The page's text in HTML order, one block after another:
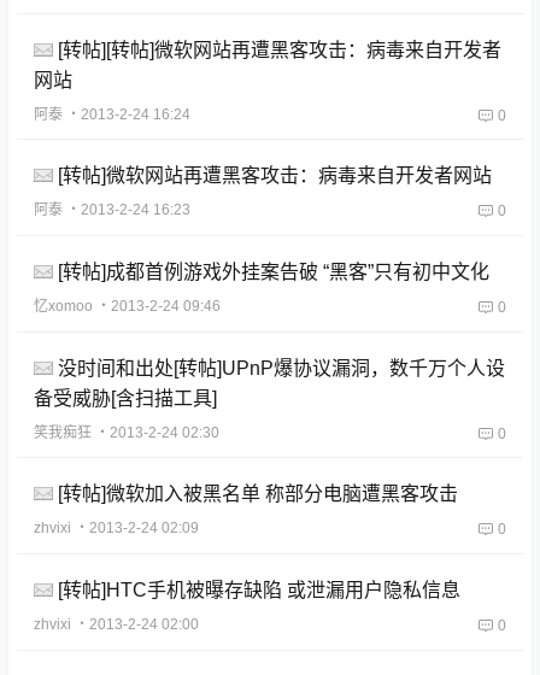
[转帖][转帖]微软网站再遭黑客攻击：病毒来自开发者
网站
阿泰 ・2013-2-24 16:24 0
[转帖]微软网站再遭黑客攻击：病毒来自开发者网站
阿泰 ・2013-2-24 16:23 0
[转帖]成都首例游戏外挂案告破 “黑客”只有初中文化
忆xomoo ・2013-2-24 09:46 0
没时间和出处[转帖]UPnP爆协议漏洞，数千万个人设
备受威胁[含扫描工具]
笑我痴狂 ・2013-2-24 02:30 0
[转帖]微软加入被黑名单 称部分电脑遭黑客攻击
zhvixi ・2013-2-24 02:09 0
[转帖]HTC手机被曝存缺陷 或泄漏用户隐私信息
zhvixi ・2013-2-24 02:00 0